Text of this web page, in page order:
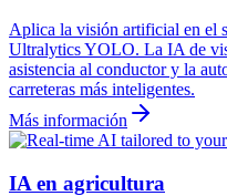
Aplica la visión artificial en el
Ultralytics YOLO. La IA de
asistencia al conductor y la
carreteras más inteligentes.
Más información
IA en agricultura